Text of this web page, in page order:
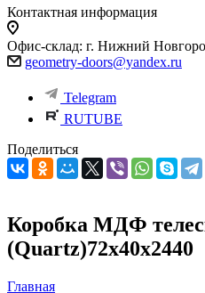
Контактная информация
Офис-склад: г. Нижний
geometry-doors@yandex.ru
Telegram
RUTUBE
Поделиться
Коробка МДФ
(Quartz)72х40х2440
Главная